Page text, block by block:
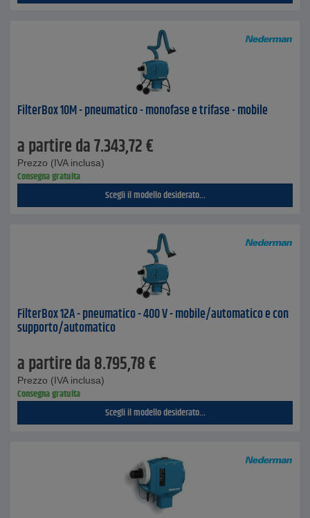
FilterBox 10M - pneumatico - monofase e trifase - mobile
a partire da7.343,72€
Prezzo (IVA inclusa)
Consegna gratuita
Scegli il modello desiderato...
FilterBox 12A - pneumatico - 400 V - mobile/automatico e con
supporto/automatico
a partire da8.795,78€
Prezzo (IVA inclusa)
Consegna gratuita
Scegli il modello desiderato...